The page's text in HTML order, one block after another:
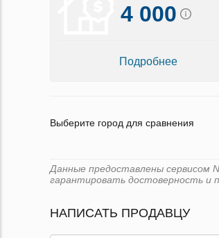
4 000
Подробнее
Выберите город для сравнения
Данные предоставлены сервисом
гарантировать достоверность и
НАПИСАТЬ ПРОДАВЦУ